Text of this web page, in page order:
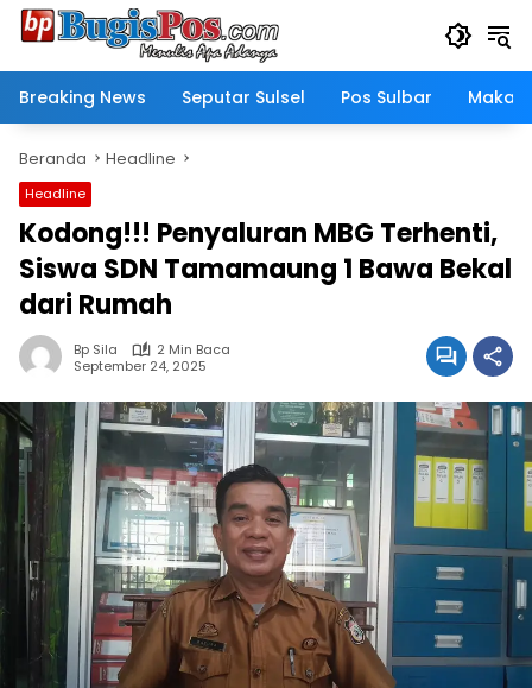
Langsung
Breaking News
Seputar Sulsel Pos Sulbar
Beranda Headline
Headline
Kodong!!! Penyaluran MBG Terhenti,
Siswa SDN Tamamaung 1 Bawa Bekal
dari Rumah
Bp Sila
2 Min Baca
September 24, 2025